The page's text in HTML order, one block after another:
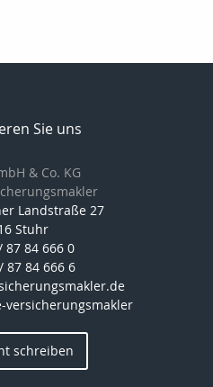
Sie uns
& Co. KG
Landstraße 27
Stuhr
87 84 666 0
87 84 666 6
versicherungsmakler
schreiben